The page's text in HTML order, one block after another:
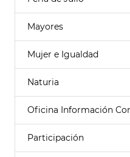
Mayores
Mujer e Igualdad
Naturia
Oficina Información
Participación